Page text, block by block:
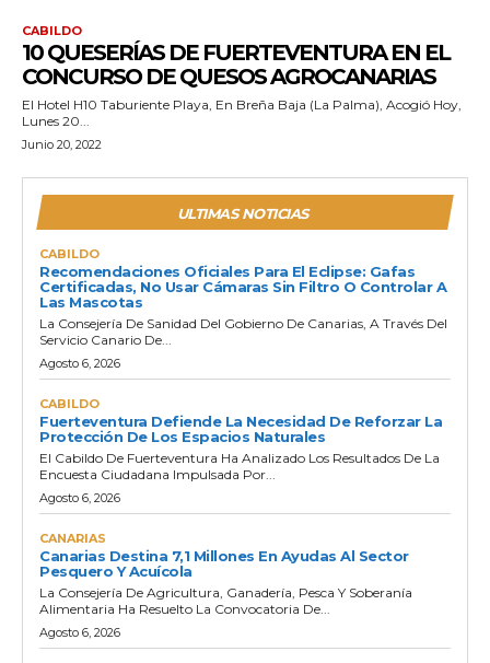
CABILDO
10 QUESERÍAS DE FUERTEVENTURA EN EL
CONCURSO DE QUESOS AGROCANARIAS
El Hotel H10 Taburiente Playa, En Breña Baja (La Palma), Acogió Hoy,
Lunes 20...
Junio 20, 2022
ULTIMAS NOTICIAS
CABILDO
Recomendaciones Oficiales Para El Eclipse: Gafas
Certificadas, No Usar Cámaras Sin Filtro O Controlar A
Las Mascotas
La Consejería De Sanidad Del Gobierno De Canarias, A Través Del
Servicio Canario De...
Agosto 6, 2026
CABILDO
Fuerteventura Defiende La Necesidad De Reforzar La
Protección De Los Espacios Naturales
El Cabildo De Fuerteventura Ha Analizado Los Resultados De La
Encuesta Ciudadana Impulsada Por...
Agosto 6, 2026
CANARIAS
Canarias Destina 7,1 Millones En Ayudas Al Sector
Pesquero Y Acuícola
La Consejería De Agricultura, Ganadería, Pesca Y Soberanía
Alimentaria Ha Resuelto La Convocatoria De...
Agosto 6, 2026